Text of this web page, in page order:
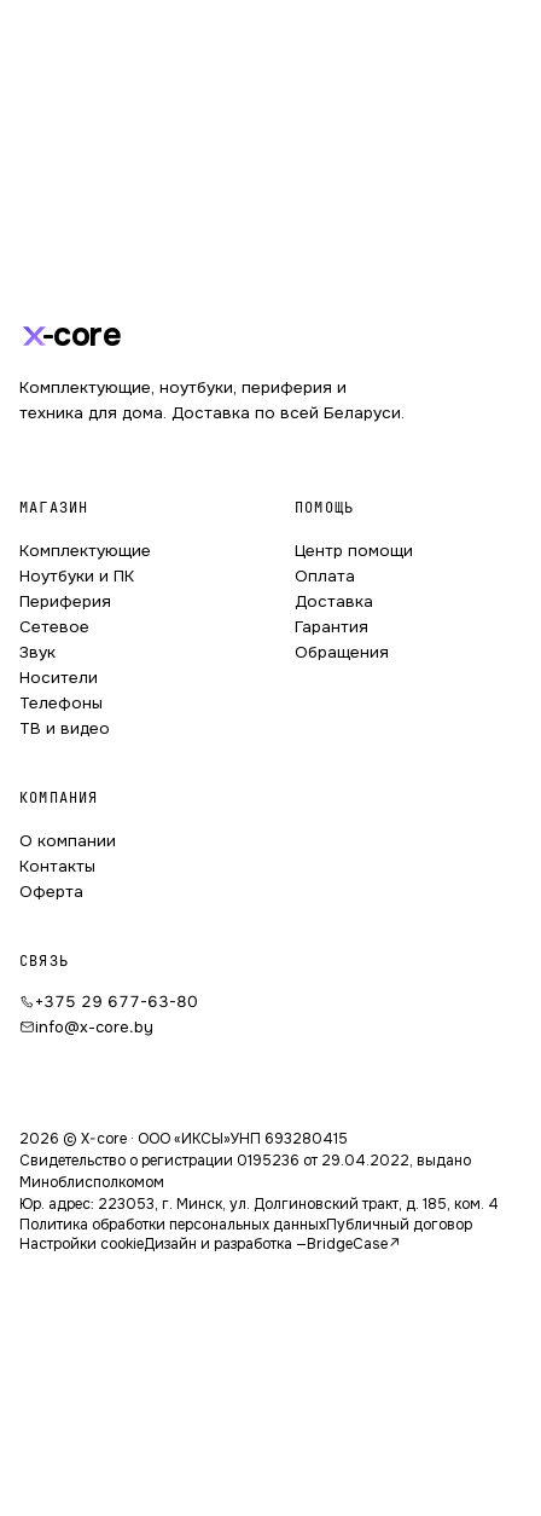
core
Комплектующие, ноутбуки, периферия и
техника для дома. Доставка по всей Беларуси.
МАГАЗИН
Комплектующие
Ноутбуки и ПК
Периферия
Сетевое
Звук
Носители
Телефоны
ТВ и видео
ПОМОЩЬ
Центр помощи
Оплата
Доставка
Гарантия
Обращения
КОМПАНИЯ
О компании
Контакты
Оферта
СВЯЗЬ
+375 29 677-63-80
info@x-core.by
2026 © X-core · ООО «ИКСЫ»УНП 693280415
Свидетельство о регистрации 0195236 от 29.04.2022, выдано
Миноблисполкомом
Юр. адрес: 223053, г. Минск, ул. Долгиновский тракт, д. 185, ком. 4
Политика обработки персональных данныхПубличный договор
Настройки cookieДизайн и разработка —BridgeCase↗